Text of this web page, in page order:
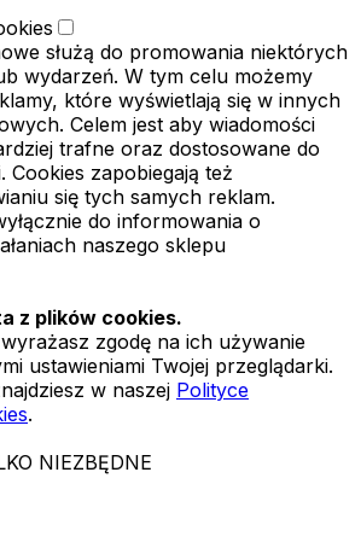
służą do promowania niektórych
wydarzeń. W tym celu możemy
które wyświetlają się w innych
Celem jest aby wiadomości
trafne oraz dostosowane do
Cookies zapobiegają też
się tych samych reklam.
do informowania o
naszego sklepu
z plików cookies.
zgodę na ich używanie
ustawieniami Twojej przeglądarki.
w naszej Polityce
.
NIEZBĘDNE